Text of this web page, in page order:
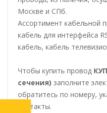
Москве и СПб.
Ассортимент кабельной
кабель для интерфейса
кабель, кабель
Чтобы купить провод
сечения) заполните
обратитесь по номеру,
контакты.